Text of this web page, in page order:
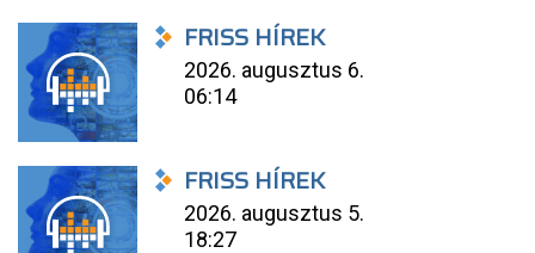
FRISS HÍREK
2026. augusztus 6.
06:14
FRISS HÍREK
2026. augusztus 5.
18:27